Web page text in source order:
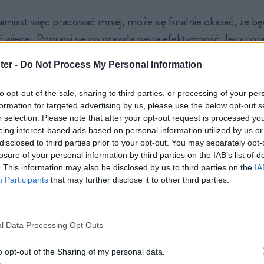
- Do Not Process My Personal Information
opt-out of the sale, sharing to third parties, or processing of your
for targeted advertising by us, please use the below opt-out
selection. Please note that after your opt-out request is processed
interest-based ads based on personal information utilized by us
to third parties prior to your opt-out. You may separately
of your personal information by third parties on the IAB’s list of
This information may also be disclosed by us to third parties on the
Participants that may further disclose it to other third parties.
Data Processing Opt Outs
opt-out of the Sharing of my personal data.
więc pracować mniej, może się finalnie okazać, że
więcej. Poprawi się co prawda nasza efektywność, lecz
dla AI. Aby się ten scenariusz nie ziścił, wymagane jest
zagrożenia przez decydentów.
AI przyspieszy wizję 4-
treści
ramy prawne i słabość związków zawodowych
w nowych trybach – więcej wolności czy więcej godzin?
nam pracować krócej?